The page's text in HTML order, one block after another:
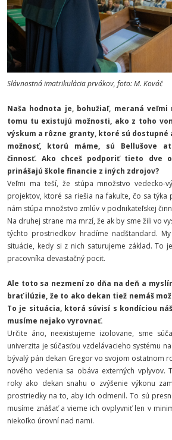
Slávnostná imatrikulácia prvákov, foto: M. Kováč
Naša hodnota je, bohužiaľ, meraná
tomu tu existujú možnosti, ako z toho
výskum a rôzne granty, ktoré sú dostupné
možnosť, ktorú máme, sú Bellušove
činnosť. Ako chceš podporiť tieto dve
prinášajú škole financie z iných zdrojov?
Veľmi ma teší, že stúpa množstvo vedecko-
projektov, ktoré sa riešia na fakulte, čo sa týka
nám stúpa množstvo zmlúv v podnikateľskej
Na druhej strane ma mrzí, že ak by sme žili vo
týchto prostriedkov hradíme nadštandard.
situácie, kedy si z nich saturujeme základ. To
pracovníka devastačný pocit.
Ale toto sa nezmení zo dňa na deň a
brať ilúzie, že to ako dekan tiež nemáš
To je situácia, ktorá súvisí s kondíciou
musíme nejako vyrovnať.
Určite áno, neexistujeme izolovane, sme
univerzita je súčasťou vzdelávacieho systému
bývalý pán dekan Gregor vo svojom ostatnom
nového vedenia sa obáva externých vplyvov.
roky ako dekan snahu o zvýšenie výkonu
prostriedky na to, aby ich odmenil. To sú
musíme znášať a vieme ich ovplyvniť len v
niekoľko úrovní nad nami.